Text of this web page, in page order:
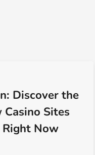
Discover the
Casino Sites
Now